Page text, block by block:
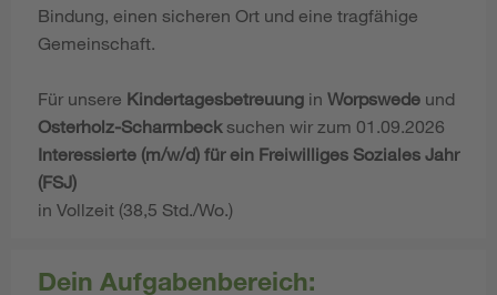
Bindung, einen sicheren Ort und eine tragfähige
Gemeinschaft.
Für unsere Kindertagesbetreuung in Worpswede und
Osterholz-Scharmbecksuchen wir zum 01.09.2026
Interessierte (m/w/d) für ein Freiwilliges Soziales Jahr
(FSJ)
in Vollzeit (38,5 Std./Wo.)
Dein Aufgabenbereich: